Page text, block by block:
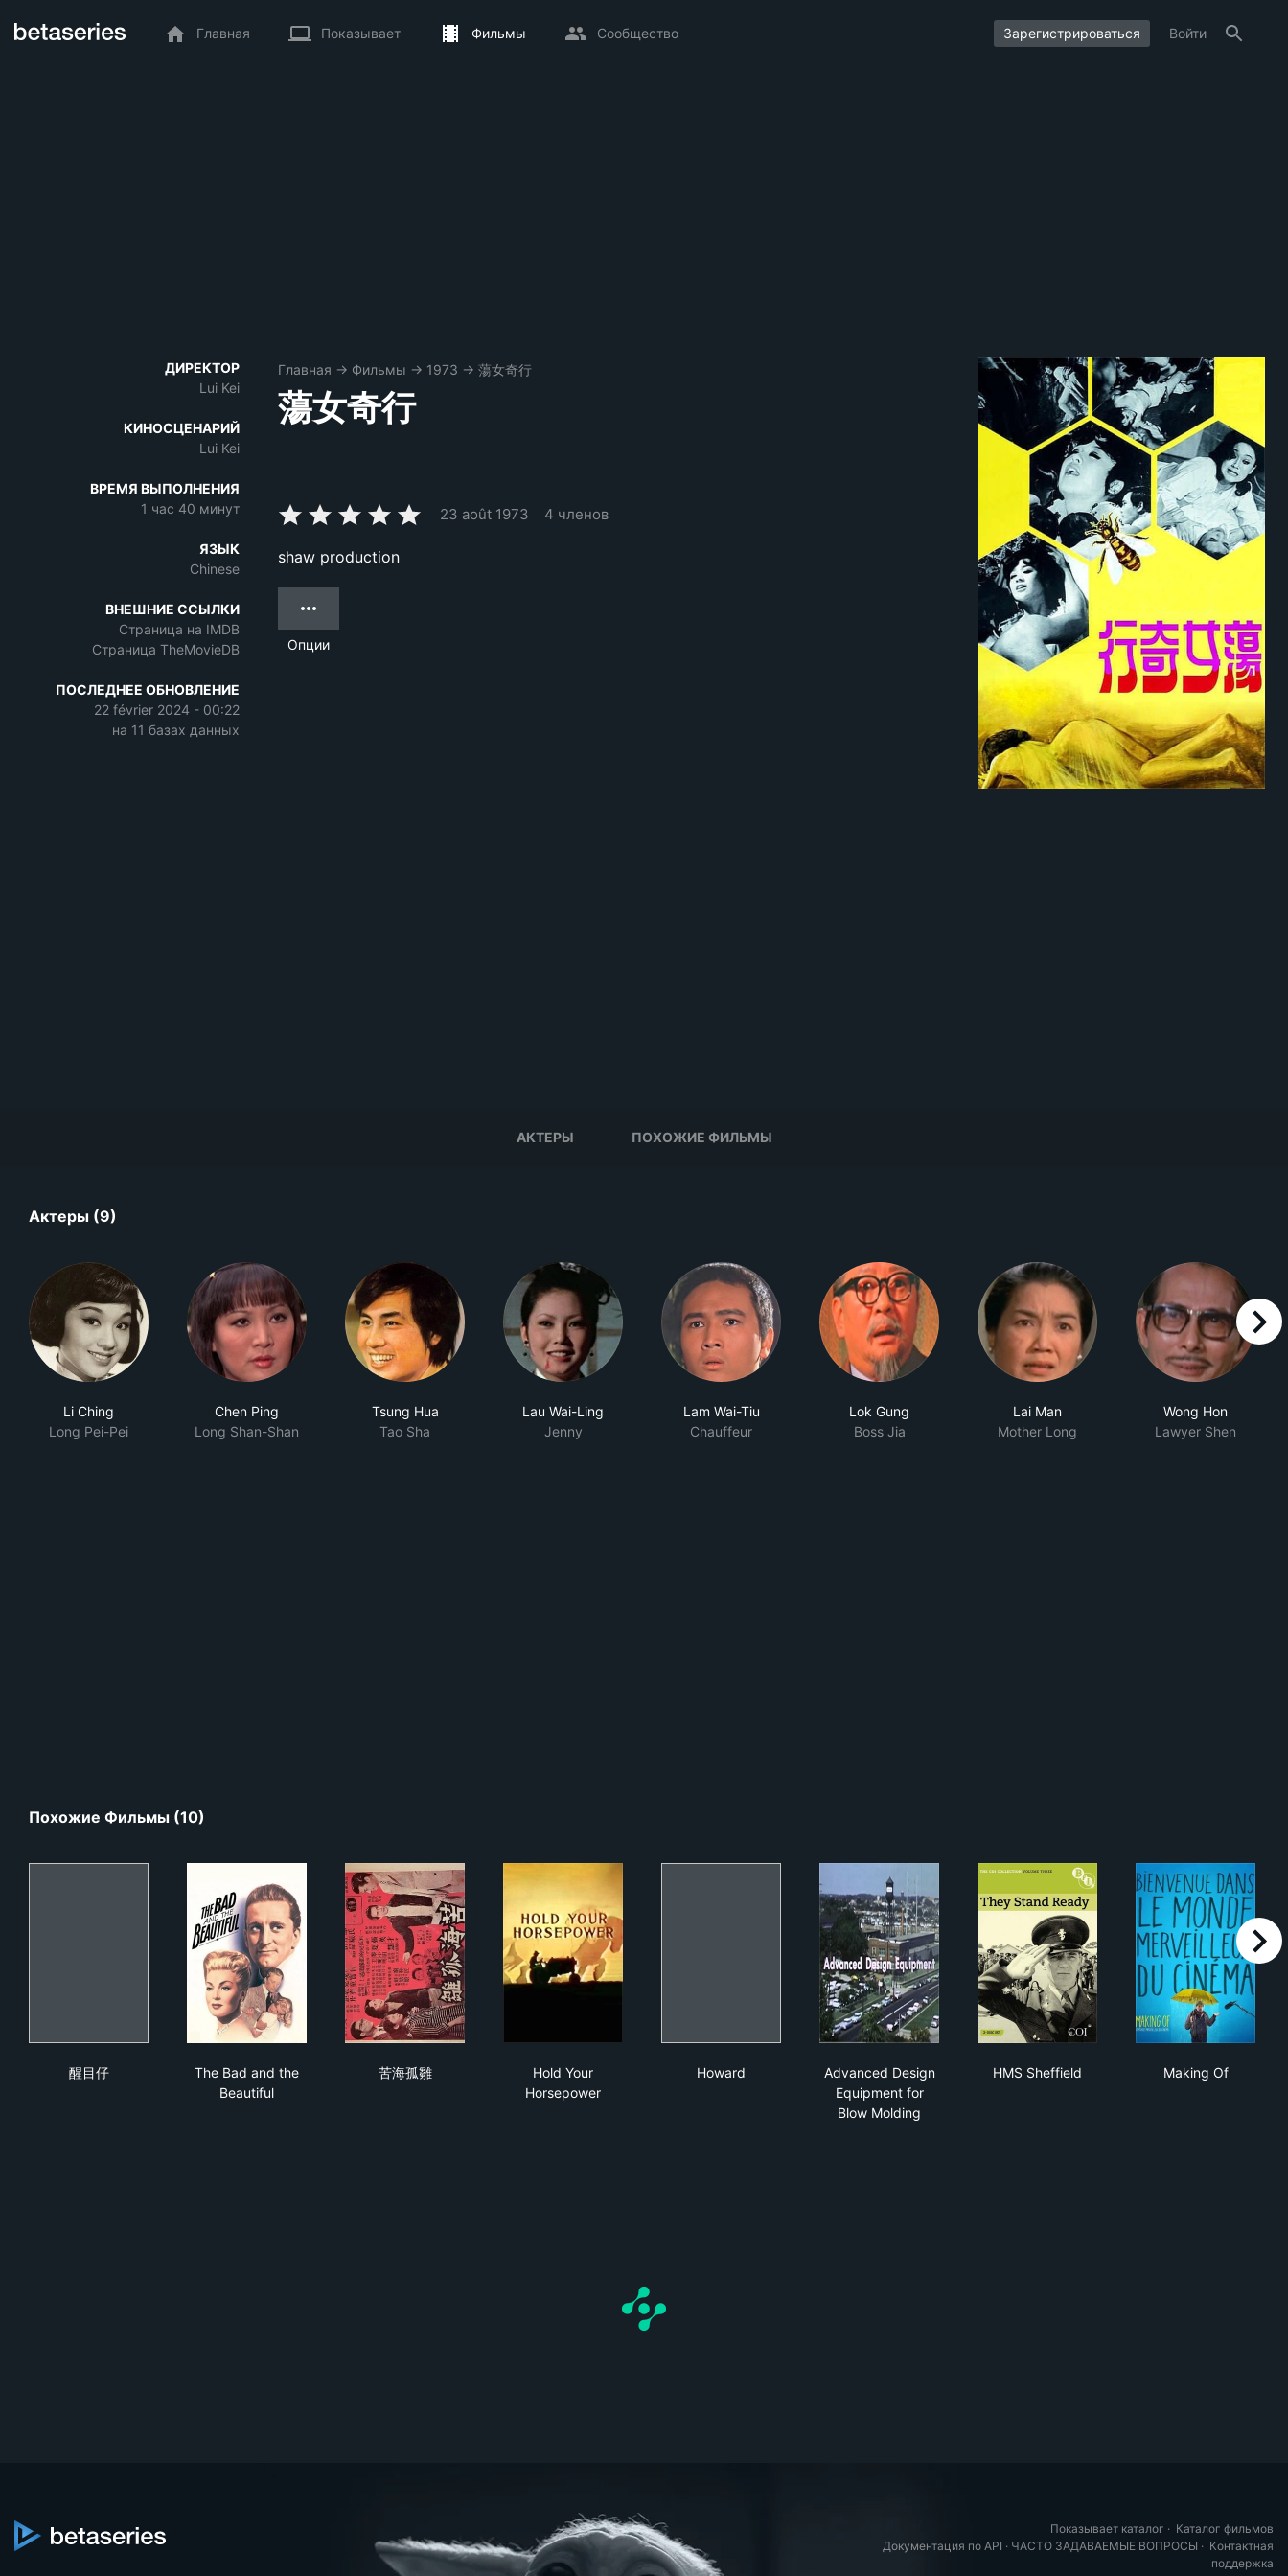
Главная Показывает Фильмы Сообщество Зарегистрироваться Войти
ДИРЕКТОР
Lui Kei
КИНОСЦЕНАРИЙ
Lui Kei
ВРЕМЯ ВЫПОЛНЕНИЯ
1 час 40 минут
ЯЗЫК
Chinese
ВНЕШНИЕ ССЫЛКИ
Страница на IMDB
Страница TheMovieDB
ПОСЛЕДНЕЕ ОБНОВЛЕНИЕ
22 février 2024 - 00:22
на 11 базах данных
Главная → Фильмы → 1973 → 蕩女奇行
蕩女奇行
23 août 1973 4 членов
shaw production
Опции
АКТЕРЫ ПОХОЖИЕ ФИЛЬМЫ
Актеры (9)
Li Ching
Long Pei-Pei
Chen Ping
Long Shan-Shan
Tsung Hua
Tao Sha
Lau Wai-Ling
Jenny
Lam Wai-Tiu
Chauffeur
Lok Gung
Boss Jia
Lai Man
Mother Long
Wong Hon
Lawyer Shen
right
Похожие Фильмы (10)
醒目仔
The Bad and the
Beautiful
苦海孤雛
Hold Your
Horsepower
Howard
Advanced Design
Equipment for
Blow Molding
HMS Sheffield
Making Of
right
Показывает каталог · Каталог фильмов
Документация по API · ЧАСТО ЗАДАВАЕМЫЕ ВОПРОСЫ · Контактная
поддержка